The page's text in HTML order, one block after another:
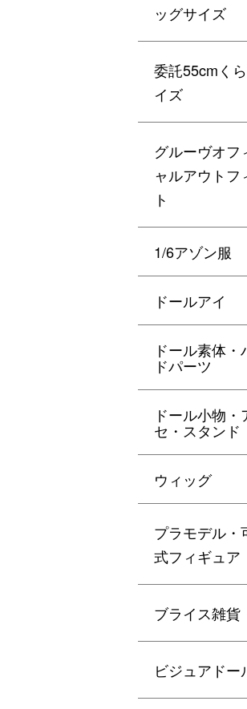
ッグサイズ
委託55cmく
イズ
グルーヴオフ
ャルアウトフ
ト
1/6アゾン服
ドールアイ
ドール素体・
ドパーツ
ドール小物・
セ・スタンド
ウィッグ
プラモデル・
式フィギュア
ブライス雑貨
ビジュアドー